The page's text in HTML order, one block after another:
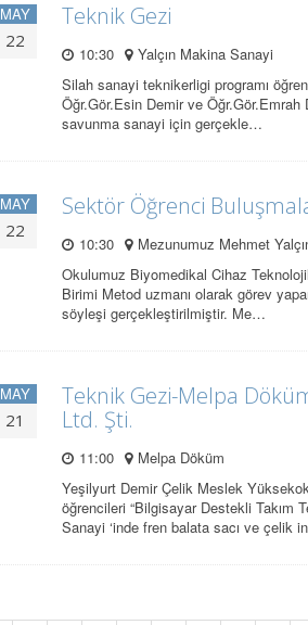
MAY
22
Teknik Gezi
10:30
Yalçın Makina Sanayi
Silah sanayi teknikerligi programı
Öğr.Gör.Esin Demir ve
savunma sanayi için gerçekle…
MAY
22
Sektör Öğrenci
10:30
Mezunumuz Mehmet
Okulumuz Biyomedikal Cihaz
Birimi Metod uzmanı olarak görev
söyleşi gerçekleştirilmiştir. Me…
MAY
21
Teknik Gezi-Melpa
Ltd. Şti.
11:00
Melpa Döküm
Yeşilyurt Demir Çelik Meslek
öğrencileri “Bilgisayar Destekli Takım
Sanayi ‘inde fren balata sacı ve çelik